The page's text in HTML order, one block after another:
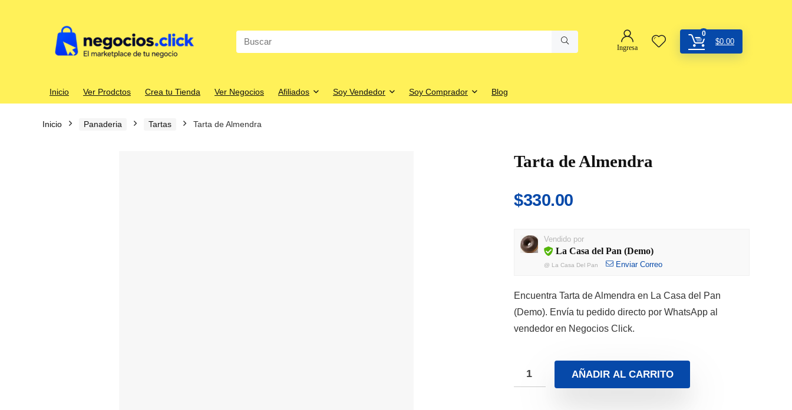
Search
for:
Ingresa
0
$0.00
Inicio Ver Prodctos Crea tu Tienda Ver Negocios Afiliados Soy Vendedor Soy Comprador Blog
Inicio Panaderia Tartas Tarta de Almendra
Tarta de Almendra
$330.00
Vendido por
La Casa del Pan (Demo)
@ La Casa Del Pan Enviar Correo
Encuentra Tarta de Almendra en La Casa del Pan
(Demo). Envía tu pedido directo por WhatsApp al
vendedor en Negocios Click.
AÑADIR AL CARRITO